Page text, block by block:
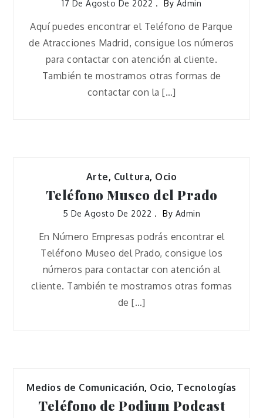
17 De Agosto De 2022 By Admin
Aquí puedes encontrar el Teléfono de Parque
de Atracciones Madrid, consigue los números
para contactar con atención al cliente.
También te mostramos otras formas de
contactar con la […]
Arte, Cultura, Ocio
Teléfono Museo del Prado
5 De Agosto De 2022 By Admin
En Número Empresas podrás encontrar el
Teléfono Museo del Prado, consigue los
números para contactar con atención al
cliente. También te mostramos otras formas
de […]
Medios de Comunicación, Ocio, Tecnologías
Teléfono de Podium Podcast